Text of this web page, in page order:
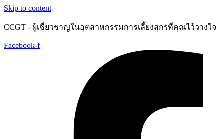
Skip to content
CCGT - ผู้เชี่ยวชาญในอุตสาหกรรมการเลี้ยงสุกรที่คุณไว้วางใจ
Facebook-f